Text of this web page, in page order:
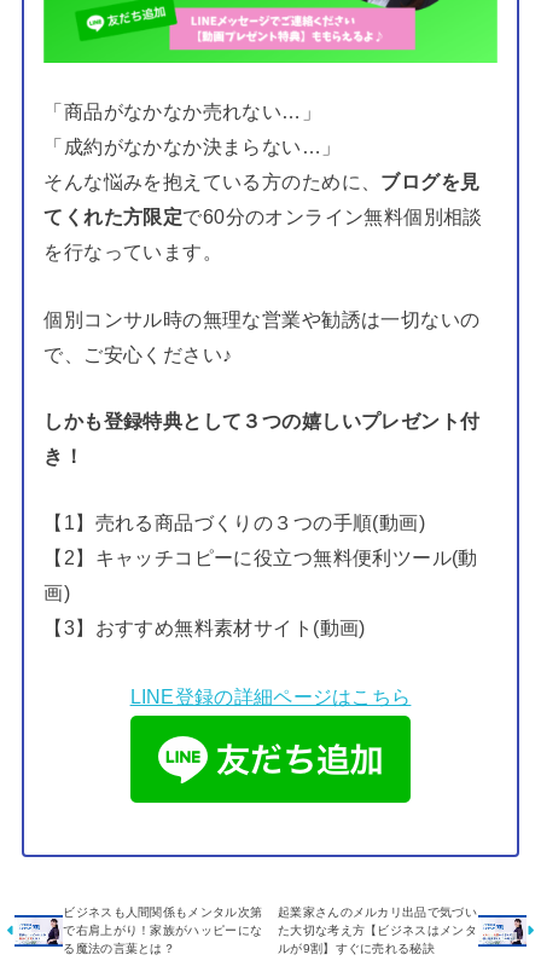
「商品がなかなか売れない…」
「成約がなかなか決まらない…」
そんな悩みを抱えている方のために、 ブログを見
てくれた方限定で60分のオンライン無料個別相談
を行なっています。
個別コンサル時の無理な営業や勧誘は一切ないの
で、ご安心ください♪
しかも登録特典として３つの嬉しいプレゼント付
き！
【1】売れる商品づくりの３つの手順(動画)
【2】キャッチコピーに役立つ無料便利ツール(動
画)
【3】おすすめ無料素材サイト(動画)
LINE登録の詳細ページはこちら
ビジネスも人間関係もメンタル次第
で右肩上がり！家族がハッピーにな
る魔法の言葉とは？
起業家さんのメルカリ出品で気づい
た大切な考え方【ビジネスはメンタ
ルが9割】すぐに売れる秘訣